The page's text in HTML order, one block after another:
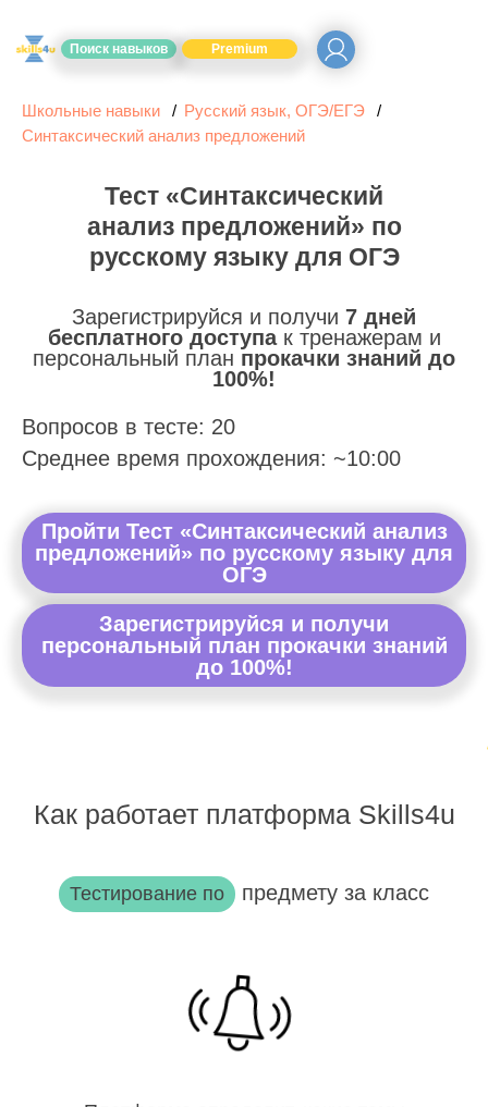
Поиск навыков Premium
Школьные навыки
Русский язык, ОГЭ/ЕГЭ
Синтаксический анализ предложений
Тест «Синтаксический
анализ предложений» по
русскому языку для ОГЭ
Зарегистрируйся и получи 7 дней
бесплатного доступак тренажерам и
персональный план прокачки знаний до
100%!
Вопросов в тесте: 20
Среднее время прохождения: ~10:00
Пройти Тест «Синтаксический анализ
предложений» по русскому языку для
ОГЭ
Зарегистрируйся и получи
персональный план прокачки знаний
до 100%!
Как работает платформа Skills4u
Тестирование по предмету за класс